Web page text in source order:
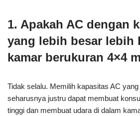
1. Apakah AC dengan
yang lebih besar lebih
kamar berukuran 4×4
Tidak selalu. Memilih kapasitas AC
seharusnya justru dapat membuat
tinggi dan membuat udara di dalam